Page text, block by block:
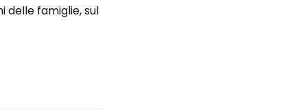
delle famiglie, sul